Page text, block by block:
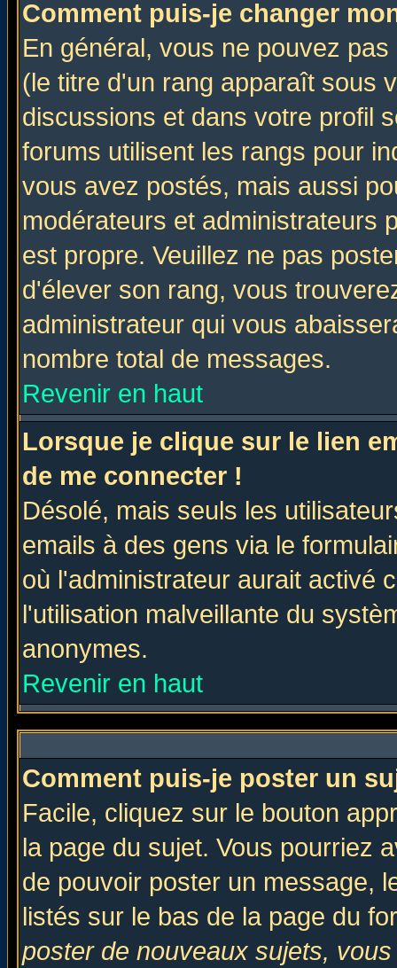
Comment puis-je changer
En général, vous ne pouvez
(le titre d'un rang apparaît sous
discussions et dans votre profil
forums utilisent les rangs pour
vous avez postés, mais aussi
modérateurs et administrateurs
est propre. Veuillez ne pas
d'élever son rang, vous
administrateur qui vous
nombre total de messages.
Revenir en haut
Lorsque je clique sur le lien
de me connecter !
Désolé, mais seuls les
emails à des gens via le
où l'administrateur aurait activé
l'utilisation malveillante du
anonymes.
Revenir en haut
Comment puis-je poster un
Facile, cliquez sur le bouton
la page du sujet. Vous pourriez
de pouvoir poster un message,
listés sur le bas de la page du
poster de nouveaux sujets,